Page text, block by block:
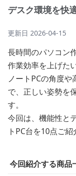
デスク環境を快
更新日 2026-04-15
長時間のパソコン
作業効率を上げた
ノートPCの角度
で、正しい姿勢を
す。
今回は、機能性と
トPC台を10点ご紹
今回紹介する商品